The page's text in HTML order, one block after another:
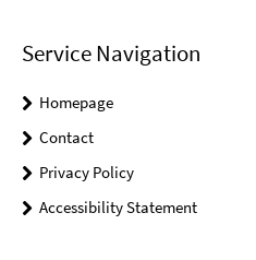
Service Navigation
Homepage
Contact
Privacy Policy
Accessibility Statement